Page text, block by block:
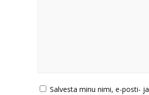
Salvesta minu nimi, e-posti- ja